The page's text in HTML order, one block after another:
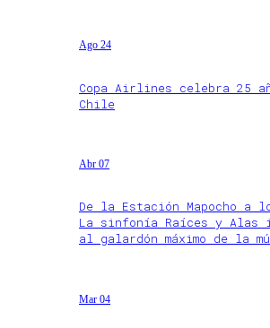
Ago 24
Copa Airlines celebra 25
Chile
Abr 07
De la Estación Mapocho a
La sinfonía Raíces y Alas
al galardón máximo de la
Mar 04